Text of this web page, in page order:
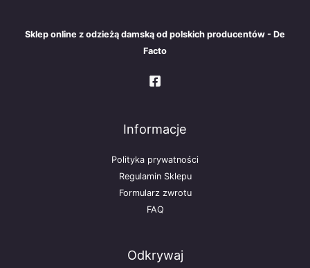
Sklep online z odzieżą damską od polskich producentów - De
Facto
Informacje
Polityka prywatności
Regulamin Sklepu
Formularz zwrotu
FAQ
Odkrywaj